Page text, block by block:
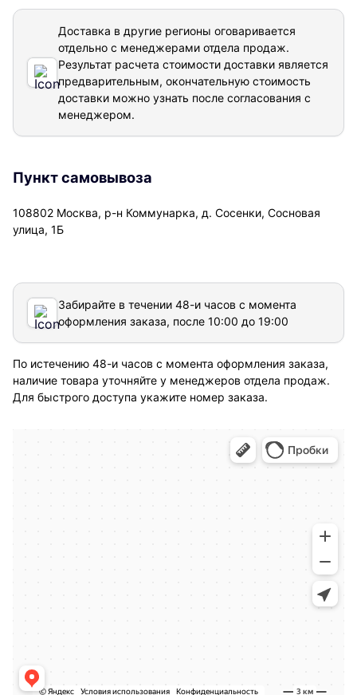
Доставка в другие регионы оговаривается
отдельно с менеджерами отдела продаж.
Результат расчета стоимости доставки является
предварительным, окончательную стоимость
доставки можно узнать после согласования с
менеджером.
Пункт самовывоза
108802 Москва, р-н Коммунарка, д. Сосенки, Сосновая
улица, 1Б
Забирайте в течении 48-и часов с момента
оформления заказа, после 10:00 до 19:00
По истечению 48-и часов с момента оформления заказа,
наличие товара уточняйте у менеджеров отдела продаж.
Для быстрого доступа укажите номер заказа.